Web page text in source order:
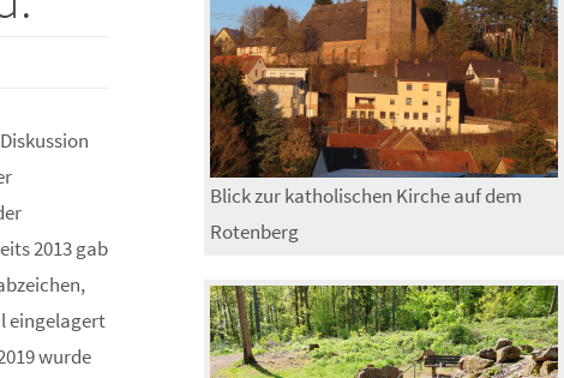
2013 gab
eingelagert
wurde
Blick zur katholischen Kirche auf dem
Rotenberg